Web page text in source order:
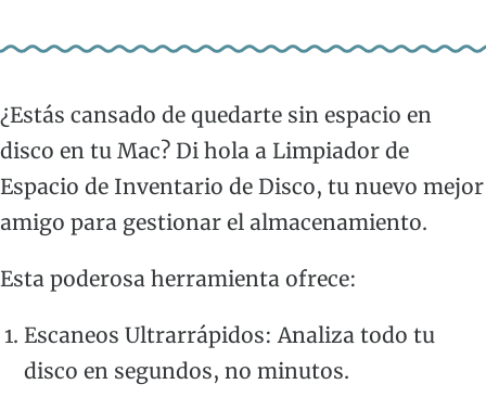
¿Estás cansado de quedarte sin espacio en
disco en tu Mac? Di hola a Limpiador de
Espacio de Inventario de Disco, tu nuevo mejor
amigo para gestionar el almacenamiento.
Esta poderosa herramienta ofrece:
Escaneos Ultrarrápidos: Analiza todo tu
disco en segundos, no minutos.